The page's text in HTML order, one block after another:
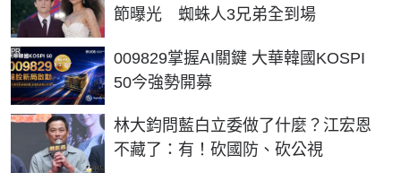
節曝光 蜘蛛人3兄弟全到場
009829掌握AI關鍵 大華韓國KOSPI
50今強勢開募
PR
林大鈞問藍白立委做了什麼？江宏恩
不藏了：有！砍國防、砍公視